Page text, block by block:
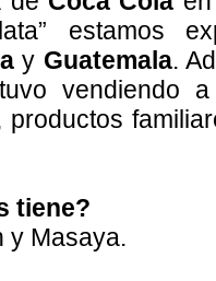
estamos
y Guatemala.
vendiendo
productos
tiene?
y Masaya.